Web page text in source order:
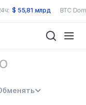
$ 55,81 млрд BTC